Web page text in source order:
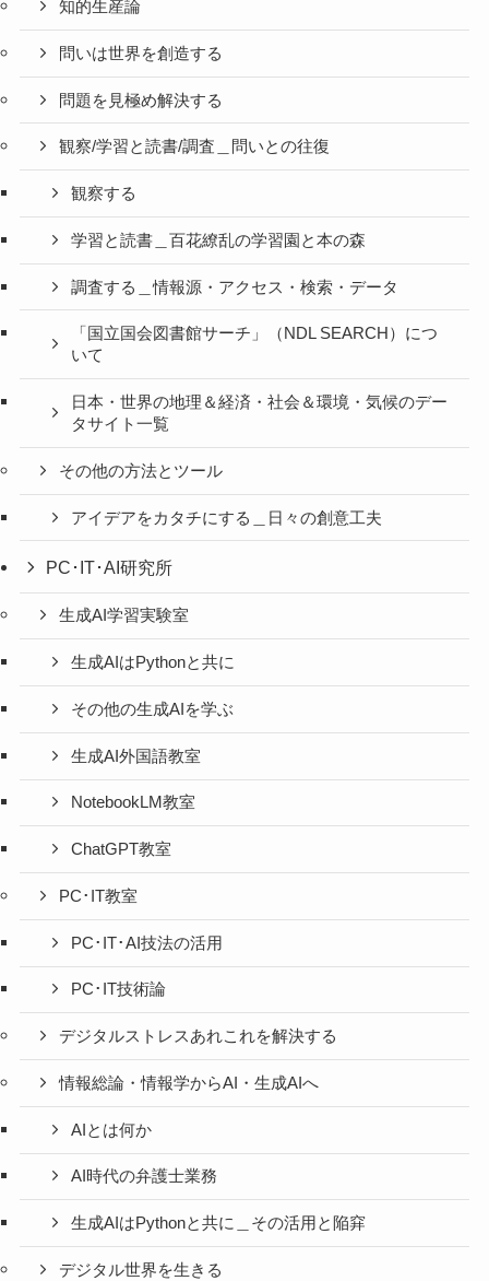
知的生産論
問いは世界を創造する
問題を見極め解決する
観察/学習と読書/調査＿問いとの往復
観察する
学習と読書＿百花繚乱の学習園と本の森
調査する＿情報源・アクセス・検索・データ
「国立国会図書館サーチ」（NDL SEARCH）につ
いて
日本・世界の地理＆経済・社会＆環境・気候のデー
タサイト一覧
その他の方法とツール
アイデアをカタチにする＿日々の創意工夫
PC･IT･AI研究所
生成AI学習実験室
生成AIはPythonと共に
その他の生成AIを学ぶ
生成AI外国語教室
NotebookLM教室
ChatGPT教室
PC･IT教室
PC･IT･AI技法の活用
PC･IT技術論
デジタルストレスあれこれを解決する
情報総論・情報学からAI・生成AIへ
AIとは何か
AI時代の弁護士業務
生成AIはPythonと共に＿その活用と陥穽
デジタル世界を生きる